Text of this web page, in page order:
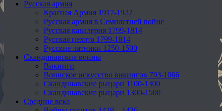
Русская армия
Красная Армия 1917-1922
Русская армия в Семилетней войне
Русская кавалерия 1799-1814
Русская пехота 1799-1814
Русские латники 1250-1500
Скандинавские воины
Викинги
Воинское искусство викингов 793-1066
Скандинавские рыцари 1100-1300
Скандинавские рыцари 1300-1500
Средние века